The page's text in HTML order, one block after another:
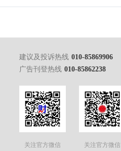
建议及投诉热线 010-85869906
广告刊登热线 010-85862238
关注官方微信 关注官方微信